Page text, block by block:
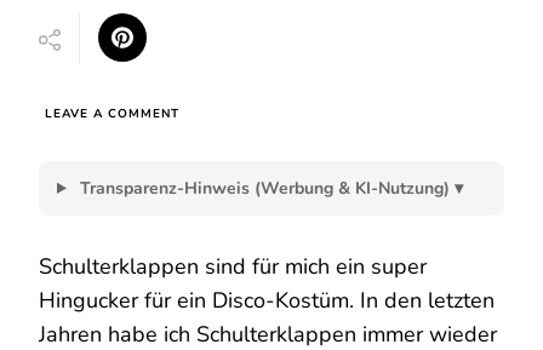
LEAVE A COMMENTON
EIN
Transparenz-Hinweis (Werbung & KI-Nutzung) ▾
Schulterklappen sind für mich ein super
Hingucker für ein Disco-Kostüm. In den letzten
Jahren habe ich Schulterklappen immer wieder